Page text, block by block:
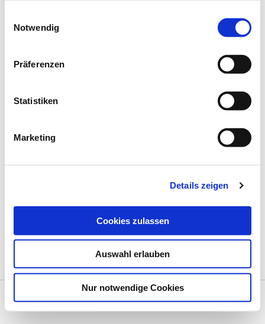
Notwendig
Präferenzen
Statistiken
Marketing
Details zeigen
Cookies zulassen
Auswahl erlauben
Nur notwendige Cookies
Datenschutz